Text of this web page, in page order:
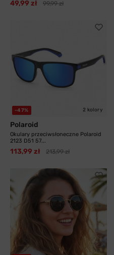
49,99 zł 99,99 zł
-47% 2 kolory
Polaroid
Okulary przeciwsłoneczne Polaroid
2123 D51 57...
113,99 zł 213,99 zł